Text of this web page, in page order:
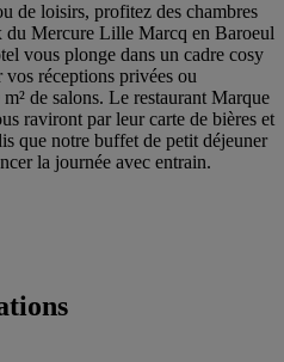
de loisirs, profitez des chambres
du Mercure Lille Marcq en Baroeul
vous plonge dans un cadre cosy
réceptions privées ou
de salons. Le restaurant Marque
raviront par leur carte de bières et
que notre buffet de petit déjeuner
la journée avec entrain.